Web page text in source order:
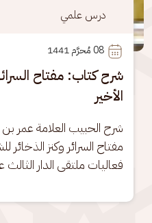
درس علمي
08
شرح كتاب: مفتاح
الأخير
شرح الحبيب العلامة عمر
مفتاح السرائر وكنز
فعاليات ملتقى الدار الثالث عشر